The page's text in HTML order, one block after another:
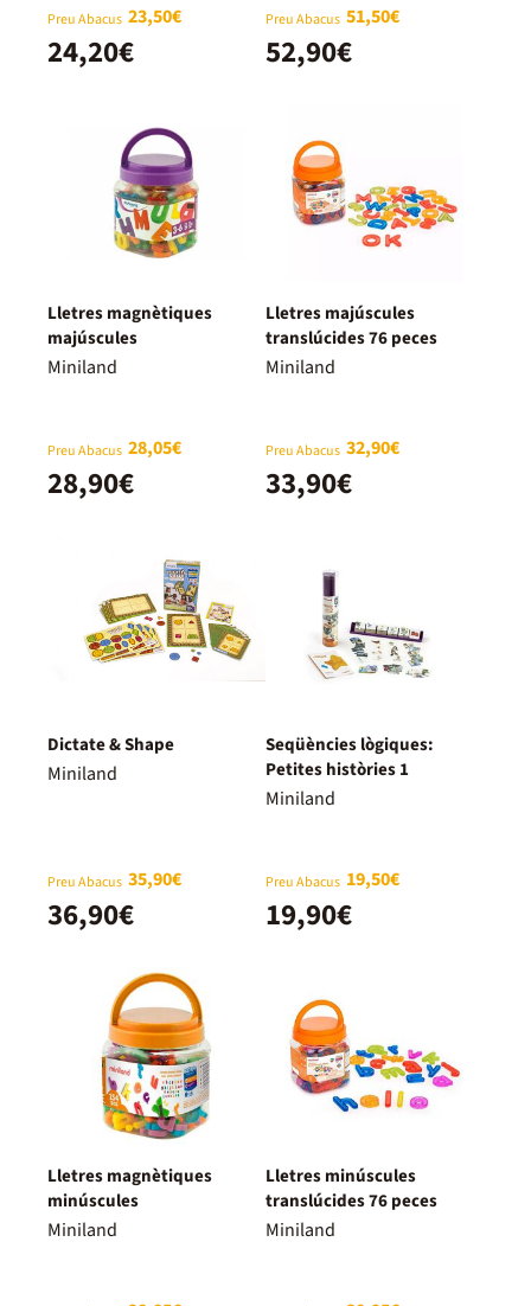
Preu Abacus 23,50€
24,20€
Preu Abacus 51,50€
52,90€
Lletres magnètiques
majúscules
Miniland
Preu Abacus 28,05€
28,90€
Lletres majúscules
translúcides 76 peces
Miniland
Preu Abacus 32,90€
33,90€
Dictate & Shape
Miniland
Preu Abacus 35,90€
36,90€
Seqüències lògiques:
Petites històries 1
Miniland
Preu Abacus 19,50€
19,90€
Lletres magnètiques
minúscules
Miniland
Lletres minúscules
translúcides 76 peces
Miniland